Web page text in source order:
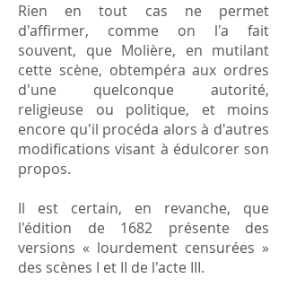
Rien en tout cas ne permet
d'affirmer, comme on l'a fait
souvent, que Molière, en mutilant
cette scène, obtempéra aux ordres
d'une quelconque autorité,
religieuse ou politique, et moins
encore qu'il procéda alors à d'autres
modifications visant à édulcorer son
propos.
Il est certain, en revanche, que
l'édition de 1682 présente des
versions « lourdement censurées »
des scènes I et II de l'acte III.